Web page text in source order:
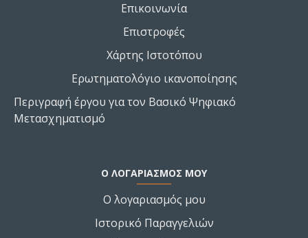
Επικοινωνία
Επιστροφές
Χάρτης Ιστοτόπου
Ερωτηματολόγιο ικανοποίησης
Περιγραφή έργου για τον Βασικό Ψηφιακό
Μετασχηματισμό
Ο ΛΟΓΑΡΙΑΣΜΌΣ ΜΟΥ
Ο λογαριασμός μου
Ιστορικό Παραγγελιών